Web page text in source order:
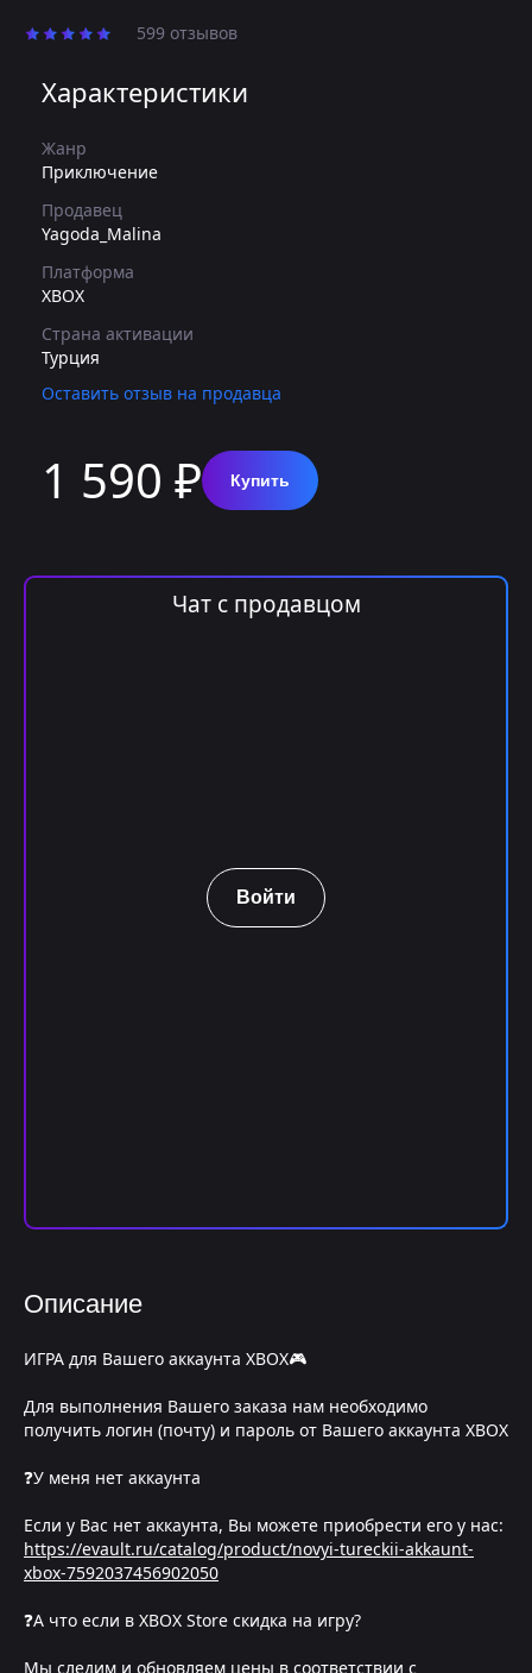
599 отзывов
Характеристики
Жанр
Приключение
Продавец
Yagoda_Malina
Платформа
XBOX
Страна активации
Турция
Оставить отзыв на продавца
1 590 ₽ Купить
Чат с продавцом
Войти
Описание
ИГРА для Вашего аккаунта XBOX🎮
Для выполнения Вашего заказа нам необходимо
получить логин (почту) и пароль от Вашего аккаунта XBOX
❓У меня нет аккаунта
Если у Вас нет аккаунта, Вы можете приобрести его у нас:
https://evault.ru/catalog/product/novyi-tureckii-akkaunt-
xbox-7592037456902050
❓А что если в XBOX Store скидка на игру?
Мы следим и обновляем цены в соответствии с